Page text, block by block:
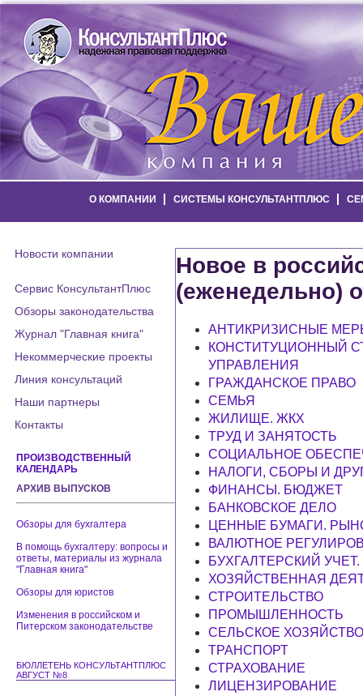
О КОМПАНИИ СИСТЕМЫ КОНСУЛЬТАНТПЛЮС
Новости компании
Сервис КонсультантПлюс
Обзоры законодательства
Журнал "Главная книга"
Некоммерческие проекты
Линия консультаций
Наши партнеры
Контакты
ПРОИЗВОДСТВЕННЫЙ
КАЛЕНДАРЬ
АРХИВ ВЫПУСКОВ
Обзоры для бухгалтера
В помощь бухгалтеру: вопросы и
ответы, материалы из журнала
"Главная книга"
Обзоры для юристов
Изменения в российском и
Питерском законодательстве
БЮЛЛЕТЕНЬ КОНСУЛЬТАНТПЛЮС
АВГУСТ №8
Новое в
(еженедельно)
АНТИКРИЗИСНЫЕ
КОНСТИТУЦИОННЫЙ
УПРАВЛЕНИЯ
ГРАЖДАНСКОЕ ПРАВО
СЕМЬЯ
ЖИЛИЩЕ. ЖКХ
ТРУД И ЗАНЯТОСТЬ
СОЦИАЛЬНОЕ
НАЛОГИ, СБОРЫ И
ФИНАНСЫ. БЮДЖЕТ
БАНКОВСКОЕ ДЕЛО
ЦЕННЫЕ БУМАГИ.
ВАЛЮТНОЕ
БУХГАЛТЕРСКИЙ
ХОЗЯЙСТВЕННАЯ
СТРОИТЕЛЬСТВО
ПРОМЫШЛЕННОСТЬ
СЕЛЬСКОЕ ХОЗЯЙСТВО
ТРАНСПОРТ
СТРАХОВАНИЕ
ЛИЦЕНЗИРОВАНИЕ